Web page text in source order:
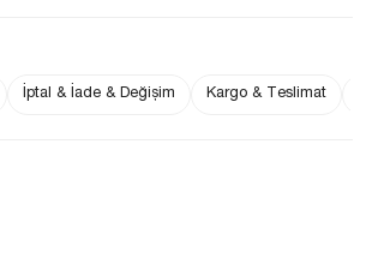
İptal & İade & Değişim Kargo & Teslimat